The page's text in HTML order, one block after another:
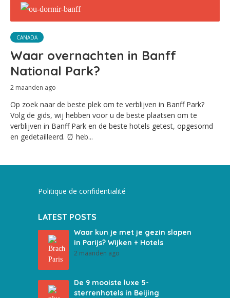
CANADA
Waar overnachten in Banff
National Park?
2 maanden ago
Op zoek naar de beste plek om te verblijven in Banff Park?
Volg de gids, wij hebben voor u de beste plaatsen om te
verblijven in Banff Park en de beste hotels getest, opgesomd
en gedetailleerd. ⏰ heb...
Politique de confidentialité
LATEST POSTS
Waar kun je met je gezin slapen
in Parijs? Wijken + Hotels
2 maanden ago
De 9 mooiste luxe 5-
sterrenhotels in Beijing